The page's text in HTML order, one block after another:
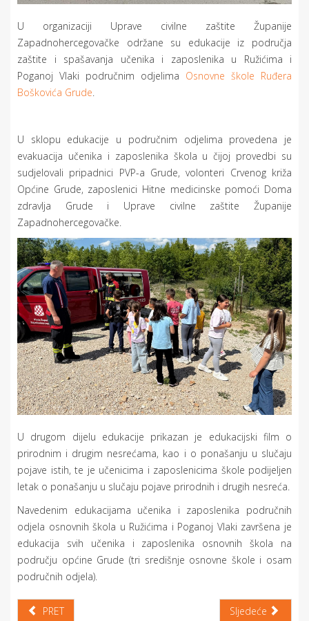
U organizaciji Uprave civilne zaštite Županije
Zapadnohercegovačke održane su edukacije iz područja
zaštite i spašavanja učenika i zaposlenika u Ružićima i
Poganoj Vlaki područnim odjelima Osnovne škole Ruđera
Boškovića Grude.
U sklopu edukacije u područnim odjelima provedena je
evakuacija učenika i zaposlenika škola u čijoj provedbi su
sudjelovali pripadnici PVP-a Grude, volonteri Crvenog križa
Općine Grude, zaposlenici Hitne medicinske pomoći Doma
zdravlja Grude i Uprave civilne zaštite Županije
Zapadnohercegovačke.
U drugom dijelu edukacije prikazan je edukacijski film o
prirodnim i drugim nesrećama, kao i o ponašanju u slučaju
pojave istih, te je učenicima i zaposlenicima škole podijeljen
letak o ponašanju u slučaju pojave prirodnih i drugih nesreća.
Navedenim edukacijama učenika i zaposlenika područnih
odjela osnovnih škola u Ružićima i Poganoj Vlaki završena je
edukacija svih učenika i zaposlenika osnovnih škola na
području općine Grude (tri središnje osnovne škole i osam
područnih odjela).
PRET Sljedeće